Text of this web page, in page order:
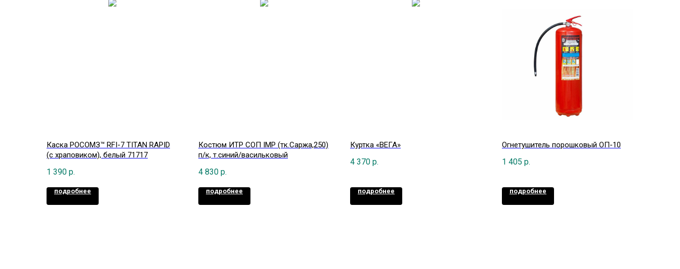
Каска РОСОМЗ™ RFI-7 TITAN RAPID
(с храповиком), белый 71717
1 390 р.
подробнее
Костюм ИТР СОП IMP (тк.Саржа,250)
п/к, т.синий/васильковый
4 830 р.
подробнее
Куртка «ВЕГА»
4 370 р.
подробнее
Огнетушитель порошковый ОП-10
1 405 р.
подробнее